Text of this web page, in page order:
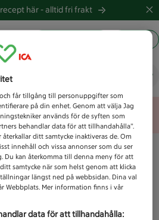
här -alltid fri frakt
idag?
error
får tillgång till personuppgifter som
på din enhet. Genom att välja Jag
används för de syften som
behandlar data för att tillhandahålla”.
ditt samtycke inaktiveras de. Om
innehåll och vissa annonser som du ser
Du kan återkomma till denna meny för att
samtycke när som helst genom att klicka
längst ned på webbsidan. Dina val
Webbplats. Mer information finns i vår
data för att tillhandahålla: